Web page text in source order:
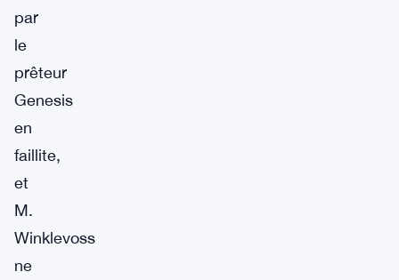
par
le
prêteur
Genesis
en
faillite,
et
M.
Winklevoss
ne